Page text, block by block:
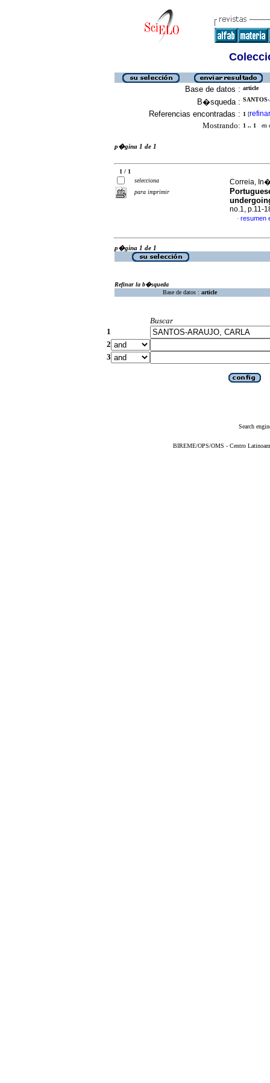
Base de datos : article
B�squeda :
Referencias encontradas : 1 [refinar
Mostrando: 1 .. 1 en
p�gina 1 de 1
1 / 1
selecciona
para imprimir
Correia,
no.1, p.11-
· resumen
p�gina 1 de 1
Refinar la b�squeda
Base de datos : article
Buscar
1
2
3
Search
BIREME/OPS/OMS - Centro